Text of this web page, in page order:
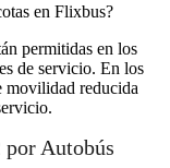
en Flixbus?
permitidas en los
de servicio. En los
movilidad reducida
Autobús